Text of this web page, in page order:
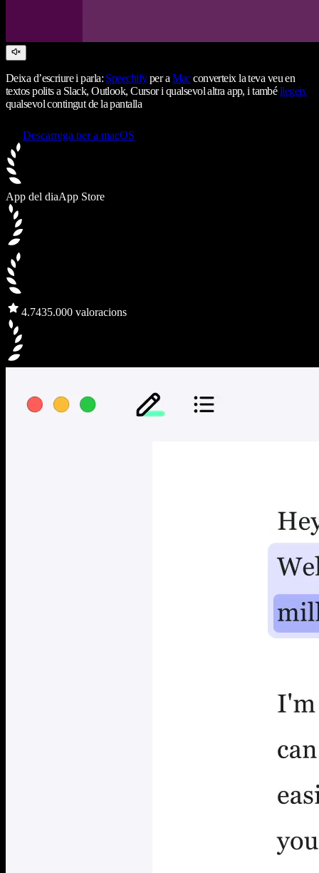
Deixa d’escriure i parla: Speechifyper a Macconverteix la teva veu en
textos polits a Slack, Outlook, Cursor i qualsevol altra app, i tambéllegeix
qualsevol contingut de la pantalla
Descarrega per a macOS
App del diaApp Store
4.7435.000 valoracions